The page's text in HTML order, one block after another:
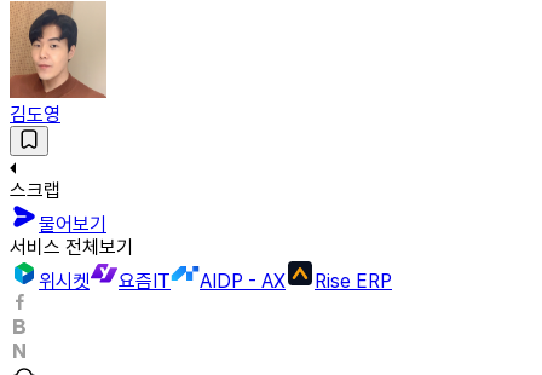
김도영
스크랩
물어보기
서비스 전체보기
위시켓
요즘IT AIDP - AX Rise ERP